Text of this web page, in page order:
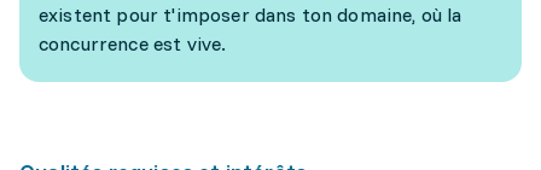
existent pour t'imposer dans ton domaine, où la
concurrence est vive.